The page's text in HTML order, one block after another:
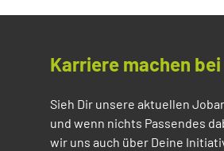
Karriere machen
Sieh Dir unsere aktuellen
und wenn nichts Passendes
wir uns auch über Deine